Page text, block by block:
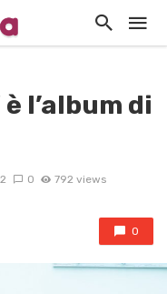
l’album di
0 792 views
0